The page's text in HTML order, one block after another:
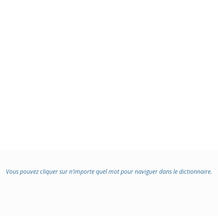
Vous pouvez cliquer sur n’importe quel mot pour naviguer dans le dictionnaire.